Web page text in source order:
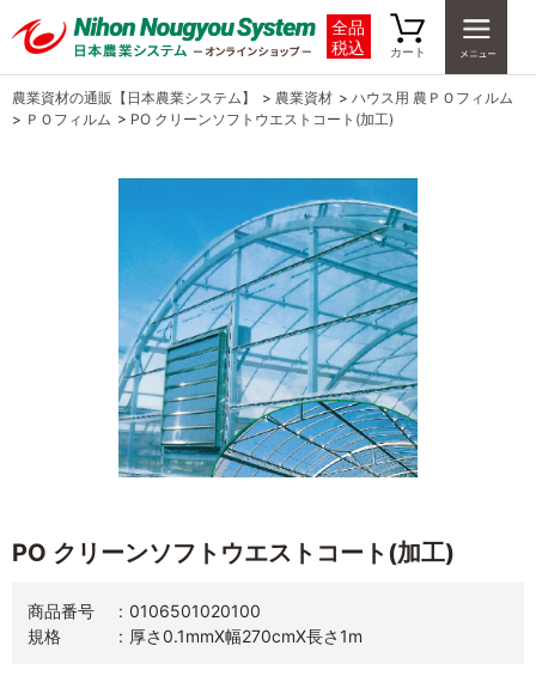
全品
税込
カート
農業資材の通販【日本農業システム】 > 農業資材 > ハウス用 農ＰＯフィルム
> ＰＯフィルム > PO クリーンソフトウエストコート(加工)
PO クリーンソフトウエストコート(加工)
商品番号
0106501020100
規格
厚さ0.1mmX幅270cmX長さ1m